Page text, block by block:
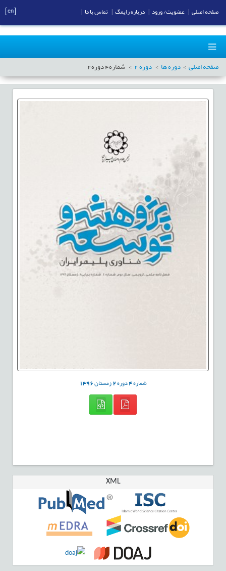
صفحه اصلی دوره ها دوره2 شماره4دوره2
شماره4دوره2زمستان1396
XML
صفحه اصلی عضویت/ ورود درباره رایمگ تماس با ما